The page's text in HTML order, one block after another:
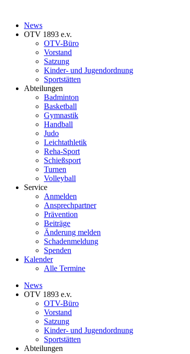
News
OTV 1893 e.v.
OTV-Büro
Vorstand
Satzung
Kinder- und Jugendordnung
Sportstätten
Abteilungen
Badminton
Basketball
Gymnastik
Handball
Judo
Leichtathletik
Reha-Sport
Schießsport
Turnen
Volleyball
Service
Anmelden
Ansprechpartner
Prävention
Beiträge
Änderung melden
Schadenmeldung
Spenden
Kalender
Alle Termine
News
OTV 1893 e.v.
OTV-Büro
Vorstand
Satzung
Kinder- und Jugendordnung
Sportstätten
Abteilungen